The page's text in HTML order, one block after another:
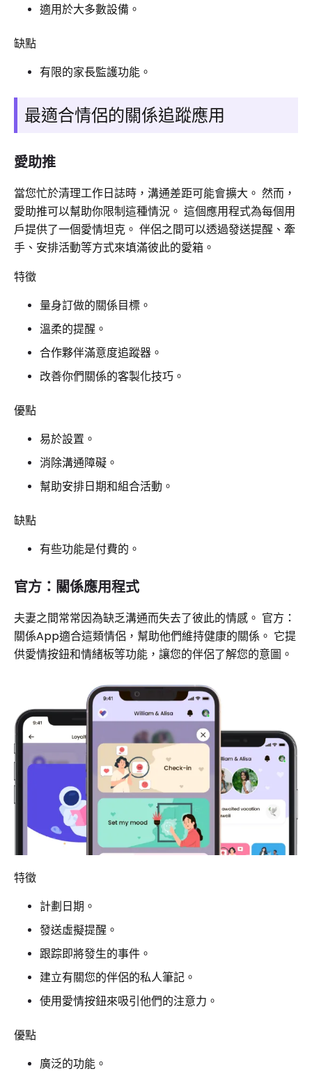
適用於大多數設備。
缺點
有限的家長監護功能。
最適合情侶的關係追蹤應用
愛助推
當您忙於清理工作日誌時，溝通差距可能會擴大。 然而，
愛助推可以幫助你限制這種情況。 這個應用程式為每個用
戶提供了一個愛情坦克。 伴侶之間可以透過發送提醒、牽
手、安排活動等方式來填滿彼此的愛箱。
特徵
量身訂做的關係目標。
溫柔的提醒。
合作夥伴滿意度追蹤器。
改善你們關係的客製化技巧。
優點
易於設置。
消除溝通障礙。
幫助安排日期和組合活動。
缺點
有些功能是付費的。
官方：關係應用程式
夫妻之間常常因為缺乏溝通而失去了彼此的情感。 官方：
關係App適合這類情侶，幫助他們維持健康的關係。 它提
供愛情按鈕和情緒板等功能，讓您的伴侶了解您的意圖。
特徵
計劃日期。
發送虛擬提醒。
跟踪即將發生的事件。
建立有關您的伴侶的私人筆記。
使用愛情按鈕來吸引他們的注意力。
優點
廣泛的功能。